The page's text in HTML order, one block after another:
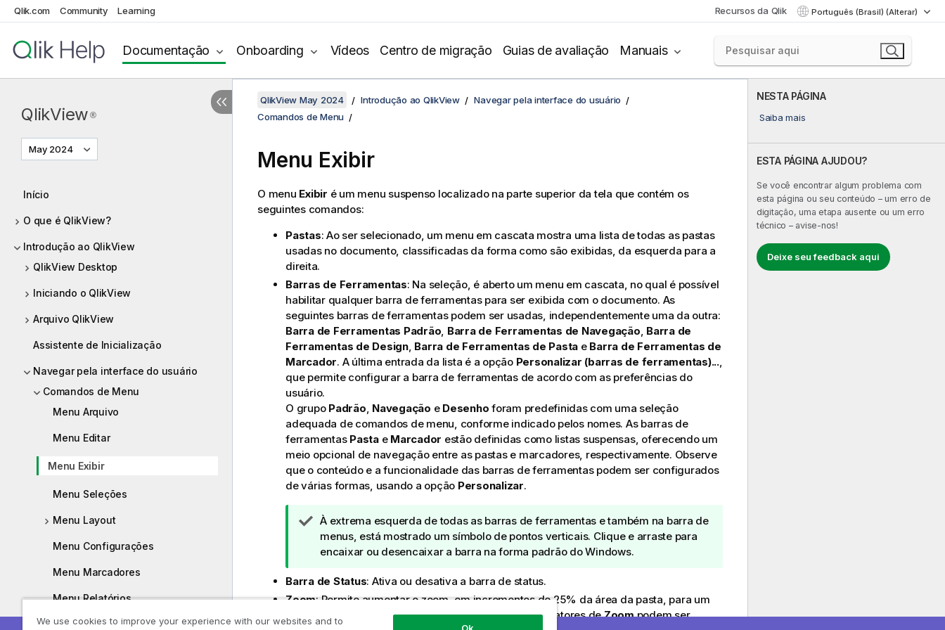
Qlik.com Community Learning Recursos da Qlik Português (Brasil) (Alterar)
Documentação Onboarding Vídeos Centro de migração Guias de avaliação Manuais
QlikView ®
May 2024
Início
O que é QlikView?
Introdução ao QlikView
QlikView Desktop
Iniciando o QlikView
Arquivo QlikView
Assistente de Inicialização
Navegar pela interface do usuário
Comandos de Menu
Menu Arquivo
Menu Editar
Menu Exibir
Menu Seleções
Menu Layout
Menu Configurações
Menu Marcadores
Menu Relatórios
Menu Ferramentas
NESTA PÁGINA
Saiba mais
ESTA PÁGINA AJUDOU?
Se você encontrar algum problema com
esta página ou seu conteúdo – um erro de
digitação, uma etapa ausente ou um erro
técnico – avise-nos!
Deixe seu feedback aqui
QlikView May 2024 Introdução ao QlikView
Navegar pela interface do usuário
Comandos de Menu
Menu Exibir
O menu Exibir é um menu suspenso localizado na parte superior da tela que contém os
seguintes comandos:
Pastas: Ao ser selecionado, um menu em cascata mostra uma lista de todas as pastas
usadas no documento, classificadas da forma como são exibidas, da esquerda para a
direita.
Barras de Ferramentas: Na seleção, é aberto um menu em cascata, no qual é possível
habilitar qualquer barra de ferramentas para ser exibida com o documento. As
seguintes barras de ferramentas podem ser usadas, independentemente uma da outra:
Barra de Ferramentas Padrão, Barra de Ferramentas de Navegação, Barra de
Ferramentas de Design, Barra de Ferramentas de Pasta e Barra de Ferramentas de
Marcador. A última entrada da lista é a opção Personalizar (barras de ferramentas)...,
que permite configurar a barra de ferramentas de acordo com as preferências do
usuário.
O grupo Padrão, Navegação e Desenho foram predefinidas com uma seleção
adequada de comandos de menu, conforme indicado pelos nomes. As barras de
ferramentas Pastae Marcador estão definidas como listas suspensas, oferecendo um
meio opcional de navegação entre as pastas e marcadores, respectivamente. Observe
que o conteúdo e a funcionalidade das barras de ferramentas podem ser configurados
de várias formas, usando a opção Personalizar.
N
o
t
d
e
À extrema esquerda de todas as barras de ferramentas e também na barra de
menus, está mostrado um símbolo de pontos verticais. Clique e arraste para
encaixar ou desencaixar a barra na forma padrão doWindows.
Barra de Status: Ativa ou desativa a barra de status.
Zoom: Permite aumentar o zoom, em incrementos de 25% da área da pasta, para um
melhor ajuste a diferentes resoluções de tela. Outros fatores deZoompodem ser
We use cookies to improve your experience with our websites and to